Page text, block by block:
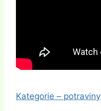
Kategorie – potraviny